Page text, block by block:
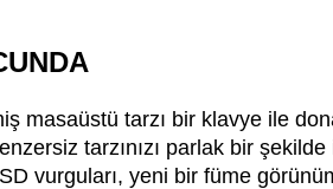
masaüstü tarzı bir klavye ile
tarzınızı parlak bir şekilde
vurguları, yeni bir füme